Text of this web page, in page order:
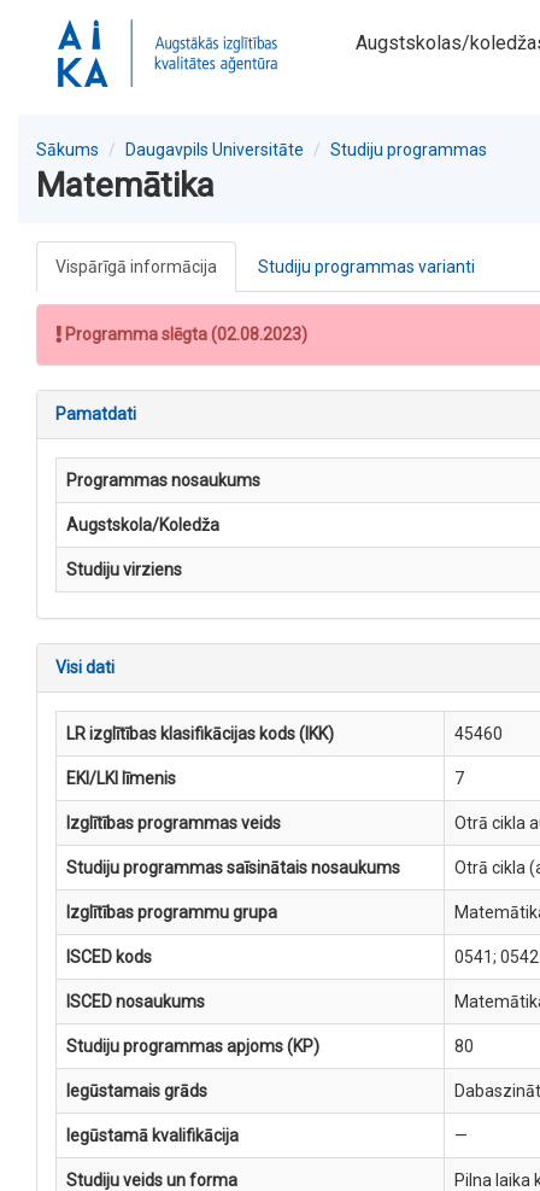
Augstskolas/
Sākums Daugavpils Universitāte Studiju programmas
Matemātika
Vispārīgā informācija Studiju programmas varianti
Programma slēgta (02.08.2023)
Pamatdati
Programmas nosaukums
Augstskola/Koledža
Studiju virziens
Visi dati
LR izglītības klasifikācijas kods (IKK) 45460
EKI/LKI līmenis 7
Izglītības programmas veids Otrā cikla
Studiju programmas saīsinātais nosaukums Otrā cikla
Izglītības programmu grupa
ISCED kods 0541; 0542
ISCED nosaukums
Studiju programmas apjoms (KP) 80
Iegūstamais grāds
Iegūstamā kvalifikācija —
Studiju veids un forma Pilna laika